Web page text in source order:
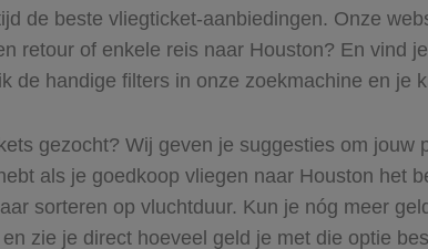
de beste vliegticket-aanbiedingen. Onze
retour of enkele reis naar Houston? En vind
de handige filters in onze zoekmachine en je
gezocht? Wij geven je suggesties om
als je goedkoop vliegen naar Houston het
sorteren op vluchtduur. Kun je nóg meer
zie je direct hoeveel geld je met die optie